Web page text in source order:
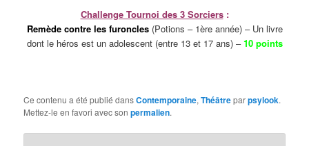
Challenge Tournoi des 3 Sorciers:
Remède contre les furoncles(Potions – 1ère année) – Un livre
dont le héros est un adolescent (entre 13 et 17 ans) –10 points
Ce contenu a été publié dansContemporaine,Théâtreparpsylook.
Mettez-le en favori avec sonpermalien.